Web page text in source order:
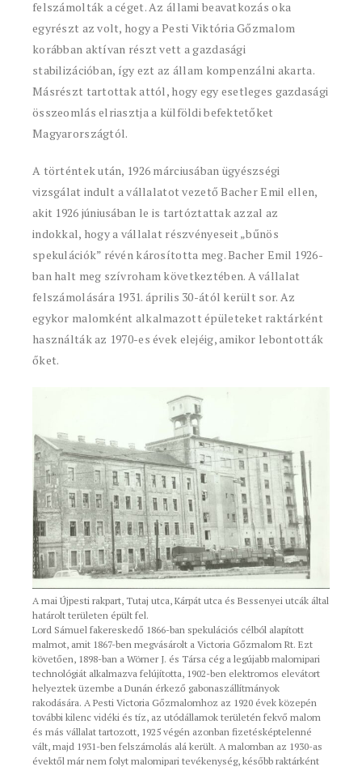
felszámolták a céget. Az állami beavatkozás oka
egyrészt az volt, hogy a Pesti Viktória Gőzmalom
korábban aktívan részt vett a gazdasági
stabilizációban, így ezt az állam kompenzálni akarta.
Másrészt tartottak attól, hogy egy esetleges gazdasági
összeomlás elriasztja a külföldi befektetőket
Magyarországtól.
A történtek után, 1926 márciusában ügyészségi
vizsgálat indult a vállalatot vezető Bacher Emil ellen,
akit 1926 júniusában le is tartóztattak azzal az
indokkal, hogy a vállalat részvényeseit „bűnös
spekulációk” révén károsította meg. Bacher Emil 1926-
ban halt meg szívroham következtében. A vállalat
felszámolására 1931. április 30-ától került sor. Az
egykor malomként alkalmazott épületeket raktárként
használták az 1970-es évek elejéig, amikor lebontották
őket.
A mai Újpesti rakpart, Tutaj utca, Kárpát utca és Bessenyei utcák által
határolt területen épült fel.
Lord Sámuel fakereskedő 1866-ban spekulációs célból alapított
malmot, amit 1867-ben megvásárolt a Victoria Gőzmalom Rt. Ezt
követően, 1898-ban a Wörner J. és Társa cég a legújabb malomipari
technológiát alkalmazva felújította, 1902-ben elektromos elevátort
helyeztek üzembe a Dunán érkező gabonaszállítmányok
rakodására. A Pesti Victoria Gőzmalomhoz az 1920 évek közepén
további kilenc vidéki és tíz, az utódállamok területén fekvő malom
és más vállalat tartozott, 1925 végén azonban fizetésképtelenné
vált, majd 1931-ben felszámolás alá került. A malomban az 1930-as
évektől már nem folyt malomipari tevékenység, később raktárként